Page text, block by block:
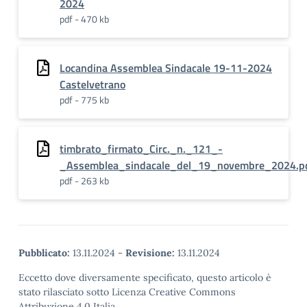
2024
pdf - 470 kb
Locandina Assemblea Sindacale 19-11-2024
Castelvetrano
pdf - 775 kb
timbrato_firmato_Circ._n._121_-
pdf - 263 kb
Pubblicato: 13.11.2024 - Revisione: 13.11.2024
Eccetto dove diversamente specificato, questo articolo è
stato rilasciato sotto Licenza Creative Commons